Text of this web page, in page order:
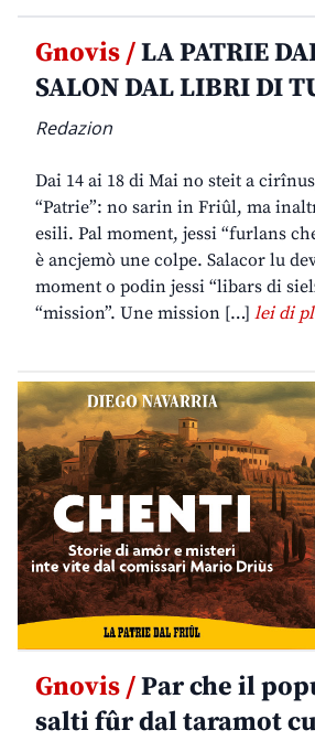
Gnovis /LA PATRIE
SALON DAL LIBRI DI
Redazion
Dai 14 ai 18 di Mai no steit a
“Patrie”: no sarin in Friûl, ma
esili. Pal moment, jessi “furlans
è ancjemò une colpe. Salacor lu
moment o podin jessi “libars di
“mission”. Une mission […] lei di
Gnovis /Par che il
salti fûr dal taramot